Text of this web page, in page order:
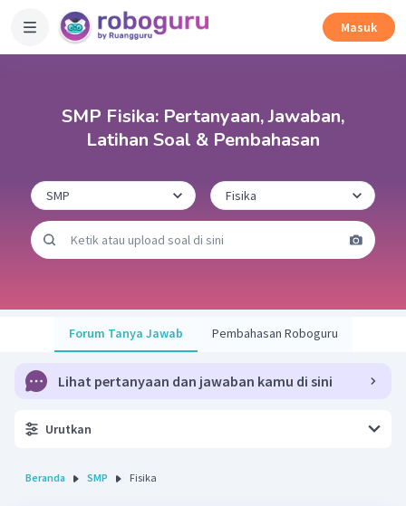
Masuk
SMP Fisika: Pertanyaan, Jawaban,
Latihan Soal & Pembahasan
Forum Tanya Jawab Pembahasan Roboguru
Lihat pertanyaan dan jawaban kamu di sini
Urutkan
Beranda SMP Fisika